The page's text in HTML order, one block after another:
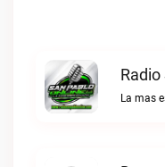
Radio
La mas